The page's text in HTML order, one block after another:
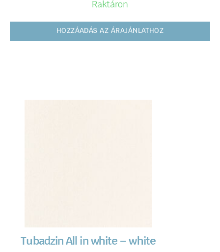
Raktáron
HOZZÁADÁS AZ ÁRAJÁNLATHOZ
Tubadzin All in white – white